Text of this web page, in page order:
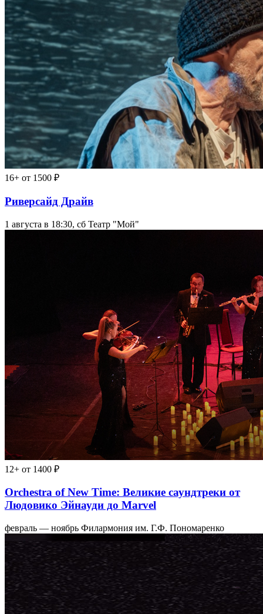
16+ от 1500 ₽
Риверсайд Драйв
1 августа в 18:30, сб Театр "Мой"
12+ от 1400 ₽
Orchestra of New Time: Великие саундтреки от
Людовико Эйнауди до Marvel
февраль — ноябрь Филармония им. Г.Ф. Пономаренко